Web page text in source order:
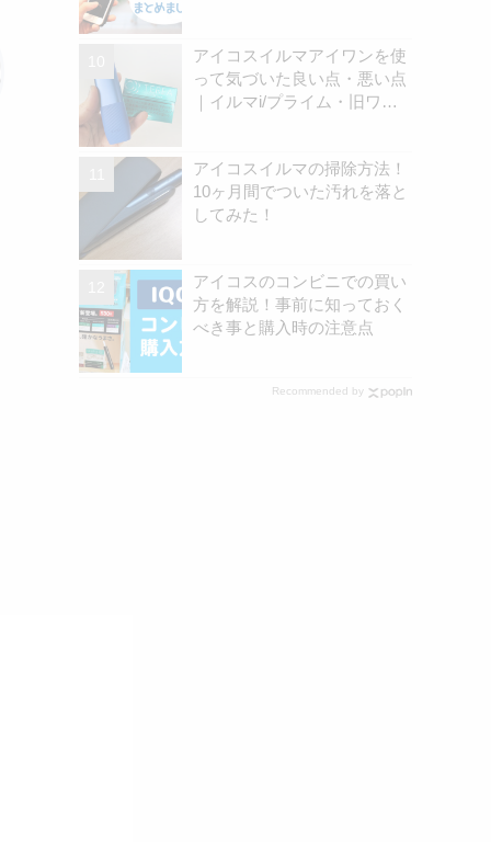
アイコスイルマアイワンを使
って気づいた良い点・悪い点
｜イルマi/プライム・旧ワン
アイコスイルマの掃除方法！
10ヶ月間でついた汚れを落と
してみた！
アイコスのコンビニでの買い
方を解説！事前に知っておく
べき事と購入時の注意点
Recommended by